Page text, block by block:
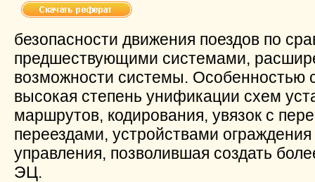
безопасности движения поездов по
предшествующими системами,
возможности системы. Особенностью
высокая степень унификации схем
маршрутов, кодирования, увязок с
переездами, устройствами
управления, позволившая создать
ЭЦ.